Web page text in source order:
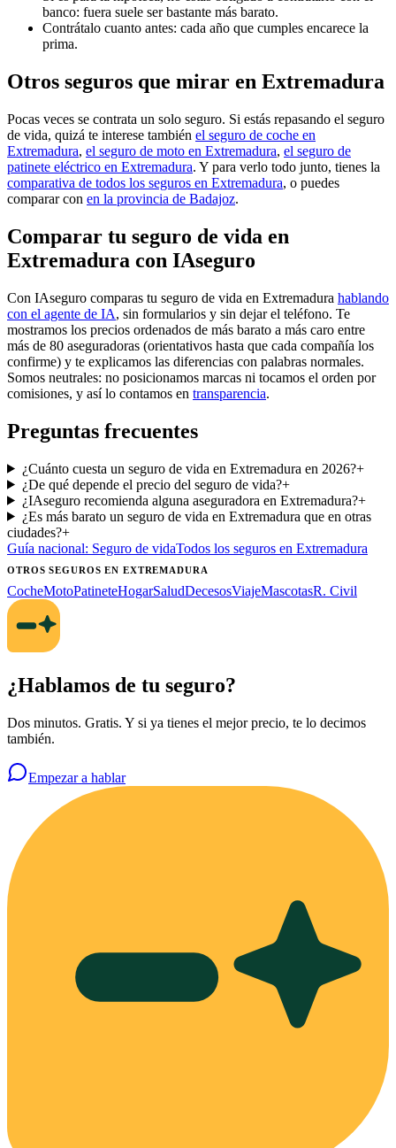
banco: fuera suele ser bastante más barato.
Contrátalo cuanto antes: cada año que cumples encarece la
prima.
Otros seguros que mirar en Extremadura
Pocas veces se contrata un solo seguro. Si estás repasando el seguro
de vida, quizá te interese también el seguro de coche en
Extremadura, el seguro de moto en Extremadura, el seguro de
patinete eléctrico en Extremadura. Y para verlo todo junto, tienes la
comparativa de todos los seguros en Extremadura, o puedes
comparar con en la provincia de Badajoz.
Comparar tu seguro de vida en
Extremadura con IAseguro
Con IAseguro comparas tu seguro de vida en Extremadura hablando
con el agente de IA, sin formularios y sin dejar el teléfono. Te
mostramos los precios ordenados de más barato a más caro entre
más de 80 aseguradoras (orientativos hasta que cada compañía los
confirme) y te explicamos las diferencias con palabras normales.
Somos neutrales: no posicionamos marcas ni tocamos el orden por
comisiones, y así lo contamos en transparencia.
Preguntas frecuentes
¿Cuánto cuesta un seguro de vida en Extremadura en 2026?+
¿De qué depende el precio del seguro de vida?+
¿IAseguro recomienda alguna aseguradora en Extremadura?+
¿Es más barato un seguro de vida en Extremadura que en otras
ciudades?+
Guía nacional: Seguro de vidaTodos los seguros en Extremadura
OTROS SEGUROSEN EXTREMADURA
CocheMotoPatineteHogarSaludDecesosViajeMascotasR. Civil
¿Hablamos de tu seguro?
Dos minutos. Gratis. Y si ya tienes el mejor precio, te lo decimos
también.
Empezar a hablar